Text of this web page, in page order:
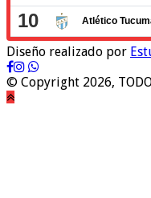
Diseño realizado por
© Copyright 2026, TODOS